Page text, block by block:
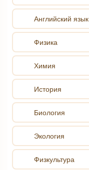
Английский язык
Физика
Химия
История
Биология
Экология
Физкультура